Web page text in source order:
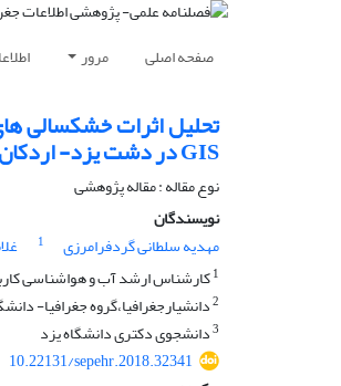
صفحه اصلی مرور
تحلیل اثرات خشکسالی
GIS در دشت یزد- اردکان
نوع مقاله : مقاله پژوهشی
نویسندگان
مهدیه سلطانی گردفرامرزی
1
1کارشناس ارشد آب و هواشناسی
2دانشیارجغرافیا،گروه جغرافیا-
3دانشجوی دکتری دانشگاه یزد
10.22131/sepehr.2018.32341